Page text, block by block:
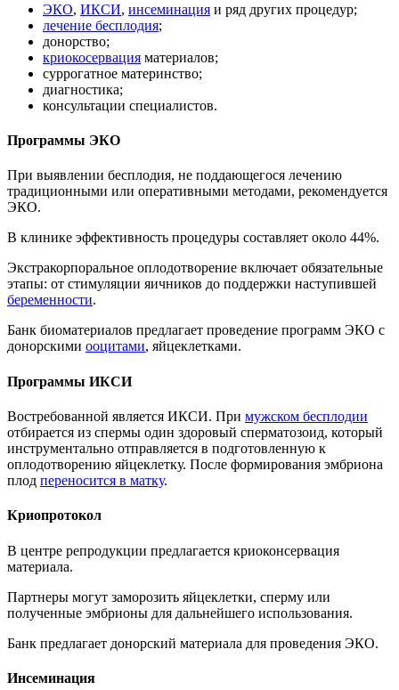
ЭКО, ИКСИ, инсеминация и ряд других процедур;
лечение бесплодия;
донорство;
криокосервация материалов;
суррогатное материнство;
диагностика;
консультации специалистов.
Программы ЭКО
При выявлении бесплодия, не поддающегося лечению
традиционными или оперативными методами, рекомендуется
ЭКО.
В клинике эффективность процедуры составляет около 44%.
Экстракорпоральное оплодотворение включает обязательные
этапы: от стимуляции яичников до поддержки наступившей
беременности.
Банк биоматериалов предлагает проведение программ ЭКО с
донорскими ооцитами, яйцеклетками.
Программы ИКСИ
Востребованной является ИКСИ. При мужском бесплодии
отбирается из спермы один здоровый сперматозоид, который
инструментально отправляется в подготовленную к
оплодотворению яйцеклетку. После формирования эмбриона
плод переносится в матку.
Криопротокол
В центре репродукции предлагается криоконсервация
материала.
Партнеры могут заморозить яйцеклетки, сперму или
полученные эмбрионы для дальнейшего использования.
Банк предлагает донорский материала для проведения ЭКО.
Инсеминация